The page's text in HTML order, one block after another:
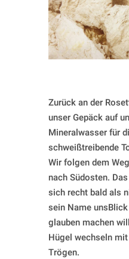
Zurück an der
unser Gepäck auf
Mineralwasser für
schweißtreibende
Wir folgen dem
nach Südosten.
sich recht bald als
sein Name
glauben machen
Hügel wechseln
Trögen.